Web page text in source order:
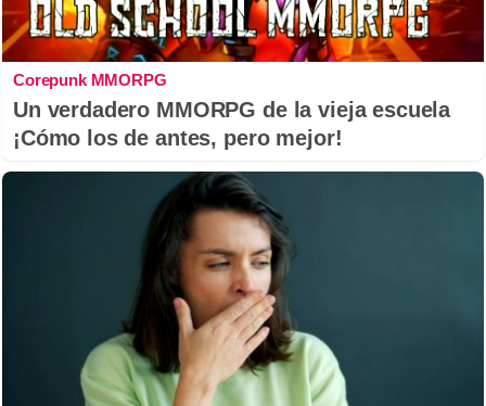
Corepunk MMORPG
Un verdadero MMORPG de la vieja escuela
¡Cómo los de antes, pero mejor!